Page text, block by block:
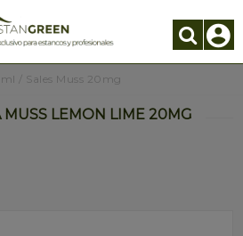
Sales Muss 20mg
MUSS LEMON LIME 20MG